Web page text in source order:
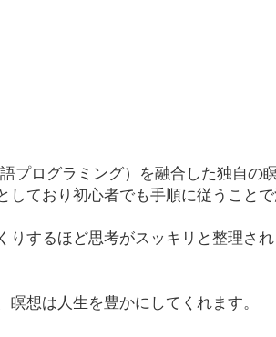
ログラミング）を融合した独自の瞑
ており初心者でも手順に従うこと
りするほど思考がスッキリと整理さ
想は人生を豊かにしてくれます。